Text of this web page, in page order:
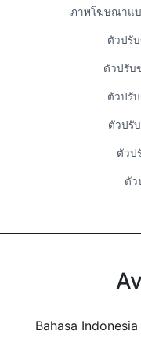
ภาพโฆษณาแบ
ตัวปรั
ตัวปรับ
ตัวปรั
ตัวปรั
ตัวป
ตัว
Bahasa Indonesia